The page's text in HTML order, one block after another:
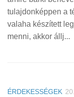
tulajdonképpen a
valaha készített
menni, akkor állj...
ÉRDEKESSÉGEK